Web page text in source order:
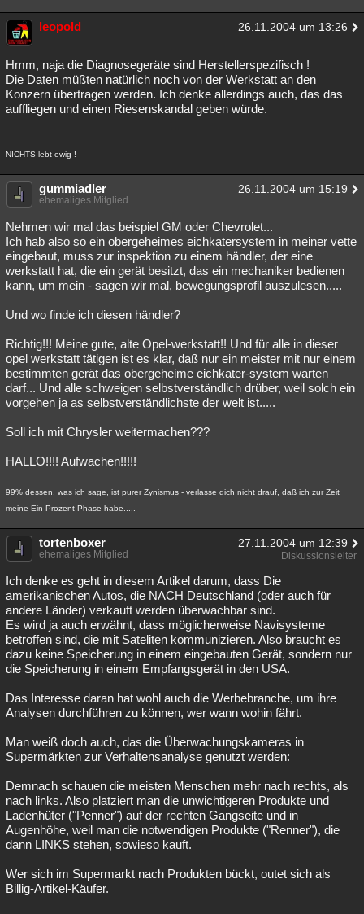
leopold 26.11.2004 um 13:26
Hmm, naja die Diagnosegeräte sind Herstellerspezifisch !
Die Daten müßten natürlich noch von der Werkstatt an den
Konzern übertragen werden. Ich denke allerdings auch, das das
auffliegen und einen Riesenskandal geben würde.
NICHTS lebt ewig !
gummiadler 26.11.2004 um 15:19
ehemaliges Mitglied
Nehmen wir mal das beispiel GM oder Chevrolet...
Ich hab also so ein obergeheimes eichkatersystem in meiner vette
eingebaut, muss zur inspektion zu einem händler, der eine
werkstatt hat, die ein gerät besitzt, das ein mechaniker bedienen
kann, um mein - sagen wir mal, bewegungsprofil auszulesen.....
Und wo finde ich diesen händler?
Richtig!!! Meine gute, alte Opel-werkstatt!! Und für alle in dieser
opel werkstatt tätigen ist es klar, daß nur ein meister mit nur einem
bestimmten gerät das obergeheime eichkater-system warten
darf... Und alle schweigen selbstverständlich drüber, weil solch ein
vorgehen ja as selbstverständlichste der welt ist.....
Soll ich mit Chrysler weitermachen???
HALLO!!!! Aufwachen!!!!!
99% dessen, was ich sage, ist purer Zynismus - verlasse dich nicht drauf, daß ich zur Zeit
meine Ein-Prozent-Phase habe.....
tortenboxer 27.11.2004 um 12:39
ehemaliges Mitglied Diskussionsleiter
Ich denke es geht in diesem Artikel darum, dass Die
amerikanischen Autos, die NACH Deutschland (oder auch für
andere Länder) verkauft werden überwachbar sind.
Es wird ja auch erwähnt, dass möglicherweise Navisysteme
betroffen sind, die mit Sateliten kommunizieren. Also braucht es
dazu keine Speicherung in einem eingebauten Gerät, sondern nur
die Speicherung in einem Empfangsgerät in den USA.
Das Interesse daran hat wohl auch die Werbebranche, um ihre
Analysen durchführen zu können, wer wann wohin fährt.
Man weiß doch auch, das die Überwachungskameras in
Supermärkten zur Verhaltensanalyse genutzt werden:
Demnach schauen die meisten Menschen mehr nach rechts, als
nach links. Also platziert man die unwichtigeren Produkte und
Ladenhüter ("Penner") auf der rechten Gangseite und in
Augenhöhe, weil man die notwendigen Produkte ("Renner"), die
dann LINKS stehen, sowieso kauft.
Wer sich im Supermarkt nach Produkten bückt, outet sich als
Billig-Artikel-Käufer.